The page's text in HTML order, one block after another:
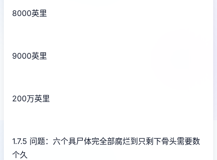
8000英里
9000英里
200万英里
1.7.5 问题：六个具尸体完全部腐烂到只剩下骨头需要数
个久